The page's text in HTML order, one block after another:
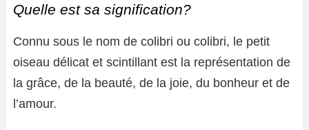
Quelle est sa signification?
Connu sous le nom de colibri ou colibri, le petit
oiseau délicat et scintillant est la représentation de
la grâce, de la beauté, de la joie, du bonheur et de
l’amour.